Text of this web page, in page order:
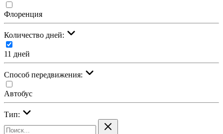
Флоренция
Количество дней:
11 дней
Cпособ передвижения:
Автобус
Тип: